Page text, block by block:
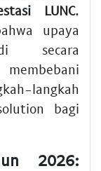
LUNC.
upaya
secara
langkah
bagi
2026: